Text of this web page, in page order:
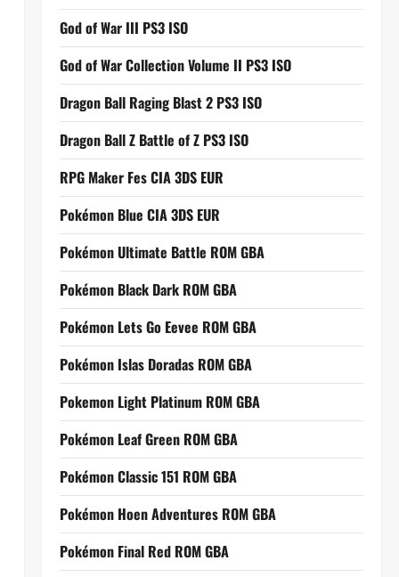
God of War III PS3 ISO
God of War Collection Volume II PS3 ISO
Dragon Ball Raging Blast 2 PS3 ISO
Dragon Ball Z Battle of Z PS3 ISO
RPG Maker Fes CIA 3DS EUR
Pokémon Blue CIA 3DS EUR
Pokémon Ultimate Battle ROM GBA
Pokémon Black Dark ROM GBA
Pokémon Lets Go Eevee ROM GBA
Pokémon Islas Doradas ROM GBA
Pokemon Light Platinum ROM GBA
Pokémon Leaf Green ROM GBA
Pokémon Classic 151 ROM GBA
Pokémon Hoen Adventures ROM GBA
Pokémon Final Red ROM GBA